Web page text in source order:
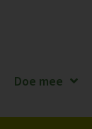
Doe mee